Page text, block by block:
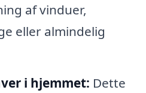
af vinduer,
eller almindelig
i hjemmet: Dette